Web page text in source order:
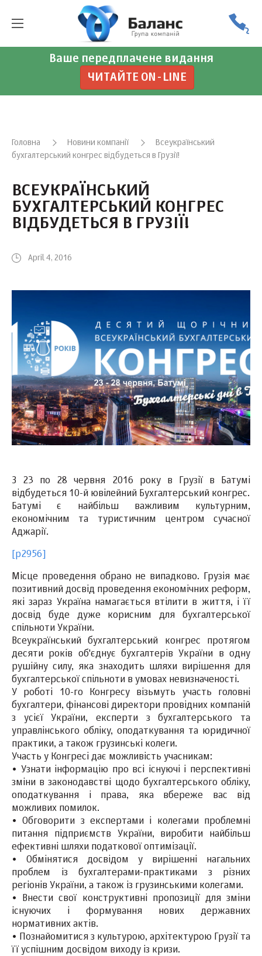
Ваше передплачене видання
ЧИТАЙТЕ ON-LINE
Головна Новини компанії
Всеукраїнський
бухгалтерський конгрес відбудеться в Грузії!
ВСЕУКРАЇНСЬКИЙ
БУХГАЛТЕРСЬКИЙ КОНГРЕС
ВІДБУДЕТЬСЯ В ГРУЗІЇ!
April 4, 2016
З 23 по 28 червня 2016 року в Грузії в Батумі
відбудеться 10-й ювілейний Бухгалтерський конгрес.
Батумі є найбільш важливим культурним,
економічним та туристичним центром сучасної
Аджарії.
[p2956]
Місце проведення обрано не випадково. Грузія має
позитивний досвід проведення економічних реформ,
які зараз Україна намагається втілити в життя, і її
досвід буде дуже корисним для бухгалтерської
спільноти України.
Всеукраїнський бухгалтерський конгрес протягом
десяти років об'єднує бухгалтерів України в одну
рушійну силу, яка знаходить шляхи вирішення для
бухгалтерської спільноти в умовах невизначеності.
У роботі 10-го Конгресу візьмуть участь головні
бухгалтери, фінансові директори провідних компаній
з усієї України, експерти з бухгалтерського та
управлінського обліку, оподаткування та юридичної
практики, а також грузинські колеги.
Участь у Конгресі дає можливість учасникам:
• Узнати інформацію про всі існуючі і перспективні
зміни в законодавстві щодо бухгалтерського обліку,
оподаткування і права, яка вбереже вас від
можливих помилок.
• Обговорити з експертами і колегами проблемні
питання підприємств України, виробити найбільш
ефективні шляхи податкової оптимізації.
• Обмінятися досвідом у вирішенні нагальних
проблем із бухгалтерами-практиками з різних
регіонів України, а також із грузинськими колегами.
• Внести свої конструктивні пропозиції для зміни
існуючих і формування нових державних
нормативних актів.
• Познайомитися з культурою, архітектурою Грузії та
її успішним досвідом виходу із кризи.